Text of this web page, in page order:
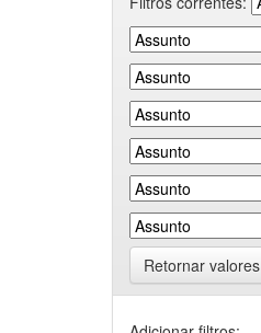
Retornar valores